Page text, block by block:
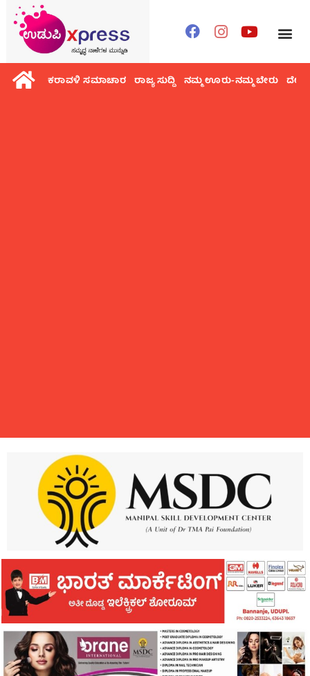
ಕರಾವಳಿ ಸಮಾಚಾರ ರಾಜ್ಯ ಸುದ್ದಿ ನಮ್ಮ ಊರು-ನಮ್ಮ ಬೇರು ದೇಶ